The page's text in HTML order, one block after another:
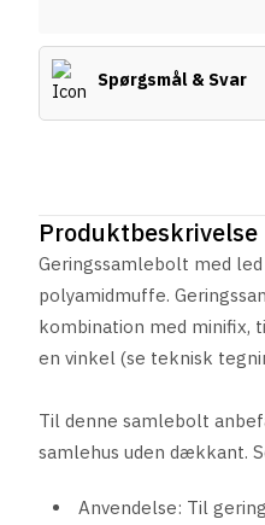
Produktbeskrivelse
Geringssamlebolt med
polyamidmuffe.
kombination med minifix,
en vinkel (se teknisk
Til denne samlebolt
samlehus uden dækkant.
Anvendelse: Til
Spørgsmål & Svar